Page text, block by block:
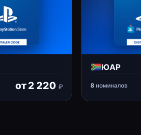
от2 220 ₽
ЮАР
8 номиналов